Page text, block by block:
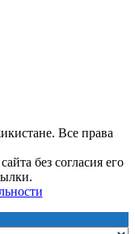
Все права
без согласия его